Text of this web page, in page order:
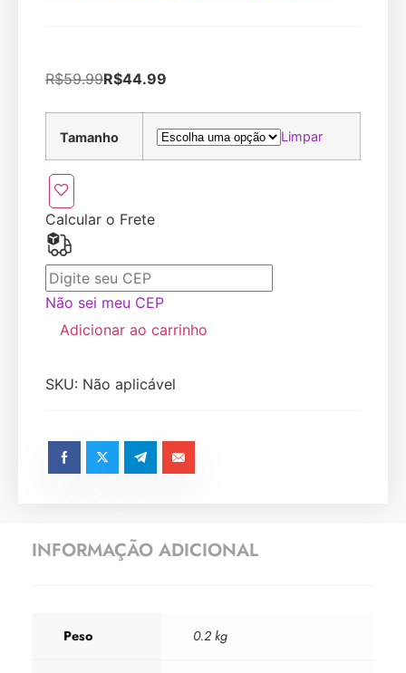
R$59.99R$44.99
Tamanho Limpar
Calcular o Frete
Não sei meu CEP
Adicionar ao carrinho
SKU: Não aplicável
INFORMAÇÃO ADICIONAL
Peso 0.2 kg